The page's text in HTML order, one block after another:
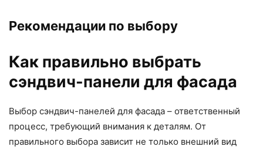
Рекомендации по выбору
Как правильно выбрать
сэндвич-панели для фасада
Выбор сэндвич-панелей для фасада – ответственный
процесс, требующий внимания к деталям. От
правильного выбора зависит не только внешний вид